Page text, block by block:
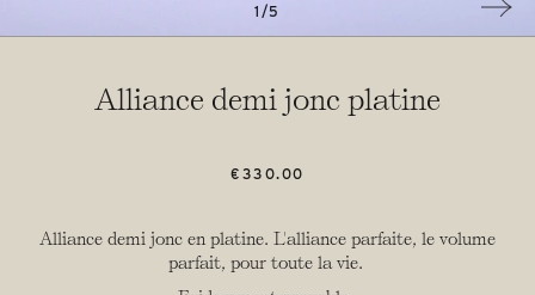
1 /5
Alliance demi jonc platine
€330.00
Alliance demi jonc en platine. L'alliance parfaite, le volume
parfait, pour toute la vie.